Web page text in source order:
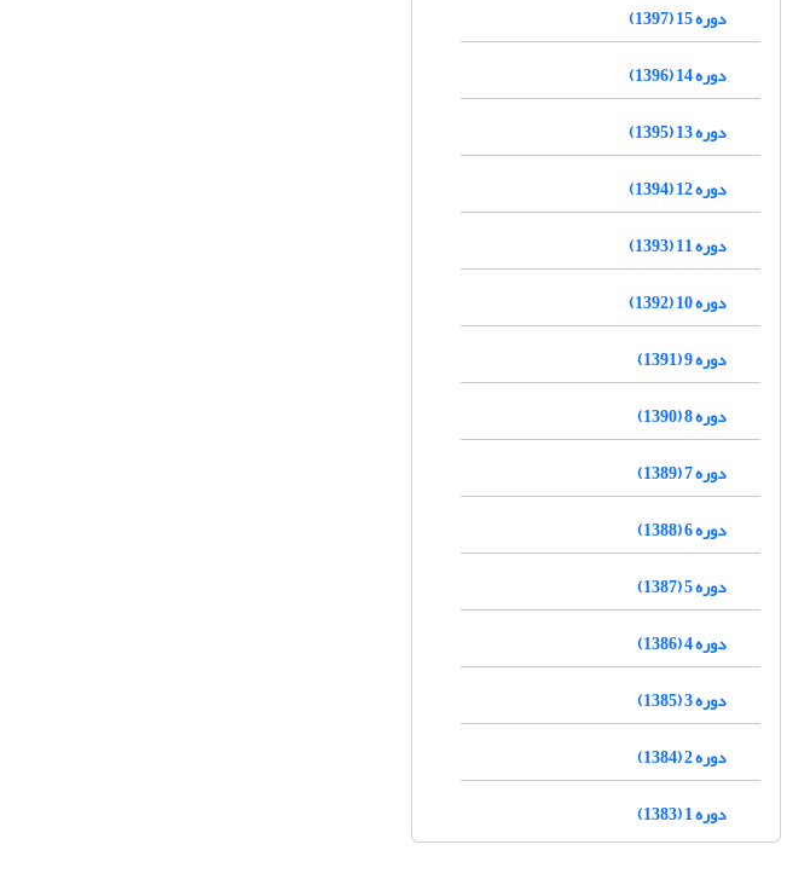
دوره 15 (1397)
دوره 14 (1396)
دوره 13 (1395)
دوره 12 (1394)
دوره 11 (1393)
دوره 10 (1392)
دوره 9 (1391)
دوره 8 (1390)
دوره 7 (1389)
دوره 6 (1388)
دوره 5 (1387)
دوره 4 (1386)
دوره 3 (1385)
دوره 2 (1384)
دوره 1 (1383)